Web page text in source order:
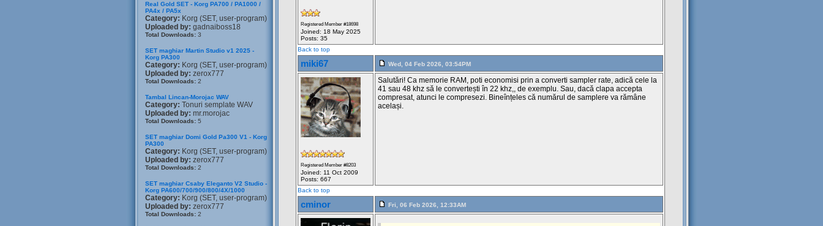
Real Gold SET - Korg PA700 / PA1000 /
PA4x / PA5x
Category: Korg (SET, user-program)
Uploaded by: gadnaiboss18
Total Downloads: 3
SET maghiar Martin Studio v1 2025 -
Korg PA300
Category: Korg (SET, user-program)
Uploaded by: zerox777
Total Downloads: 2
Tambal Lincan-Morojac WAV
Category: Tonuri semplate WAV
Uploaded by: mr.morojac
Total Downloads: 5
SET maghiar Domi Gold Pa300 V1 - Korg
PA300
Category: Korg (SET, user-program)
Uploaded by: zerox777
Total Downloads: 2
SET maghiar Csaby Eleganto V2 Studio -
Korg PA600/700/900/800/4X/1000
Category: Korg (SET, user-program)
Uploaded by: zerox777
Total Downloads: 2
Registered Member #18698
Joined: 18 May 2025
Posts: 35
Back to top
miki67 Wed, 04 Feb 2026, 03:54PM
Registered Member #8203
Joined: 11 Oct 2009
Posts: 667
Salutări! Ca memorie RAM, poti economisi prin a converti sampler rate, adică cele la
41 sau 48 khz să le convertești în 22 khz,, de exemplu. Sau, dacă clapa accepta
compresat, atunci le compresezi. Bineînțeles că numărul de samplere va rămâne
același.
Back to top
cminor Fri, 06 Feb 2026, 12:33AM